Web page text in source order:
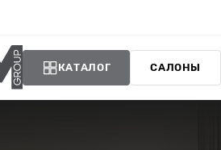
КАТАЛОГ САЛОНЫ